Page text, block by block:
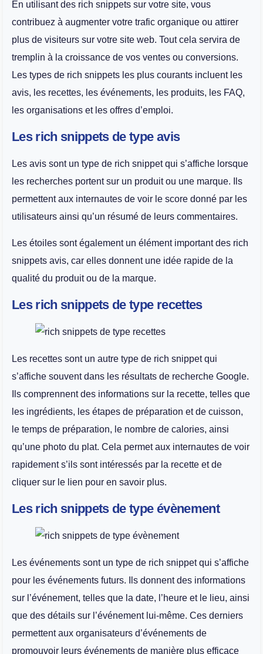
En utilisant des rich snippets sur votre site, vous
contribuez à augmenter votre trafic organique ou attirer
plus de visiteurs sur votre site web. Tout cela servira de
tremplin à la croissance de vos ventes ou conversions.
Les types de rich snippets les plus courants incluent les
avis, les recettes, les événements, les produits, les FAQ,
les organisations et les offres d’emploi.
Les rich snippets de type avis
Les avis sont un type de rich snippet qui s’affiche lorsque
les recherches portent sur un produit ou une marque. Ils
permettent aux internautes de voir le score donné par les
utilisateurs ainsi qu’un résumé de leurs commentaires.
Les étoiles sont également un élément important des rich
snippets avis, car elles donnent une idée rapide de la
qualité du produit ou de la marque.
Les rich snippets de type recettes
Les recettes sont un autre type de rich snippet qui
s’affiche souvent dans les résultats de recherche Google.
Ils comprennent des informations sur la recette, telles que
les ingrédients, les étapes de préparation et de cuisson,
le temps de préparation, le nombre de calories, ainsi
qu’une photo du plat. Cela permet aux internautes de voir
rapidement s’ils sont intéressés par la recette et de
cliquer sur le lien pour en savoir plus.
Les rich snippets de type évènement
Les événements sont un type de rich snippet qui s’affiche
pour les événements futurs. Ils donnent des informations
sur l’événement, telles que la date, l’heure et le lieu, ainsi
que des détails sur l’événement lui-même. Ces derniers
permettent aux organisateurs d’événements de
promouvoir leurs événements de manière plus efficace